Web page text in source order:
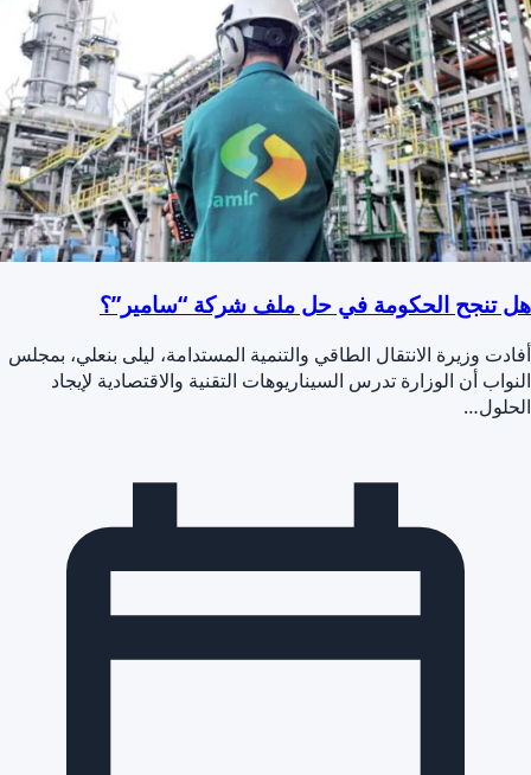
هل تنجح الحكومة في حل ملف شركة “سامير”؟
أفادت وزيرة الانتقال الطاقي والتنمية المستدامة، ليلى بنعلي، بمجلس
النواب أن الوزارة تدرس السيناريوهات التقنية والاقتصادية لإيجاد
الحلول…